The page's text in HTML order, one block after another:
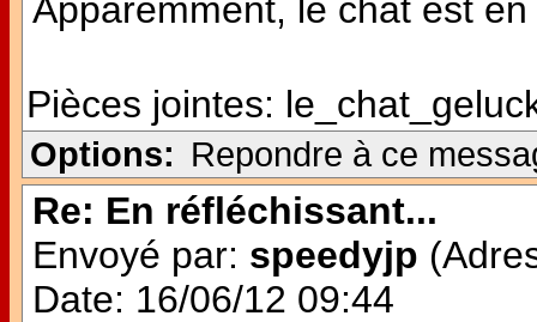
Apparemment, le chat est
Pièces jointes:
Options: Repondre à ce
Re: En réfléchissant...
Envoyé par: speedyjp
Date: 16/06/12 09:44